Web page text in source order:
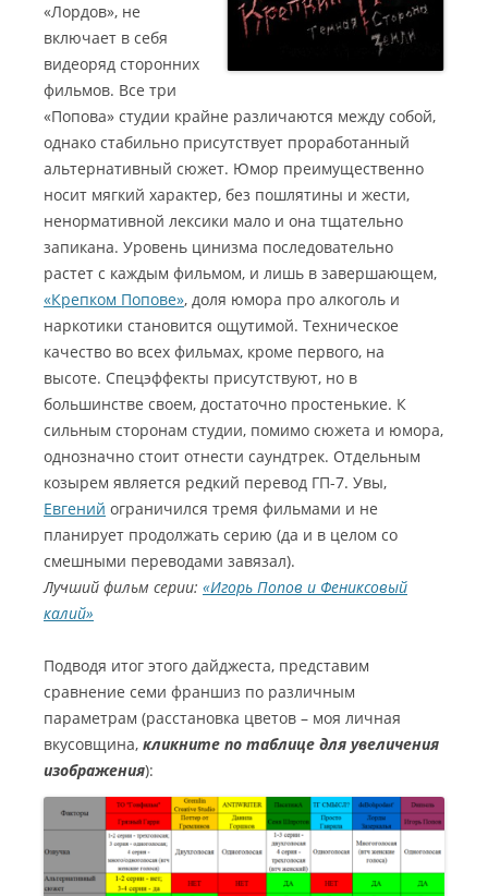
«Лордов», не
включает в себя
видеоряд сторонних
фильмов. Все три
«Попова» студии крайне различаются между собой,
однако стабильно присутствует проработанный
альтернативный сюжет. Юмор преимущественно
носит мягкий характер, без пошлятины и жести,
ненормативной лексики мало и она тщательно
запикана. Уровень цинизма последовательно
растет с каждым фильмом, и лишь в завершающем,
«Крепком Попове», доля юмора про алкоголь и
наркотики становится ощутимой. Техническое
качество во всех фильмах, кроме первого, на
высоте. Спецэффекты присутствуют, но в
большинстве своем, достаточно простенькие. К
сильным сторонам студии, помимо сюжета и юмора,
однозначно стоит отнести саундтрек. Отдельным
козырем является редкий перевод ГП-7. Увы,
Евгений ограничился тремя фильмами и не
планирует продолжать серию (да и в целом со
смешными переводами завязал).
Лучший фильм серии: «Игорь Попов и Фениксовый
калий»
Подводя итог этого дайджеста, представим
сравнение семи франшиз по различным
параметрам (расстановка цветов – моя личная
вкусовщина, кликните по таблице для увеличения
изображения):